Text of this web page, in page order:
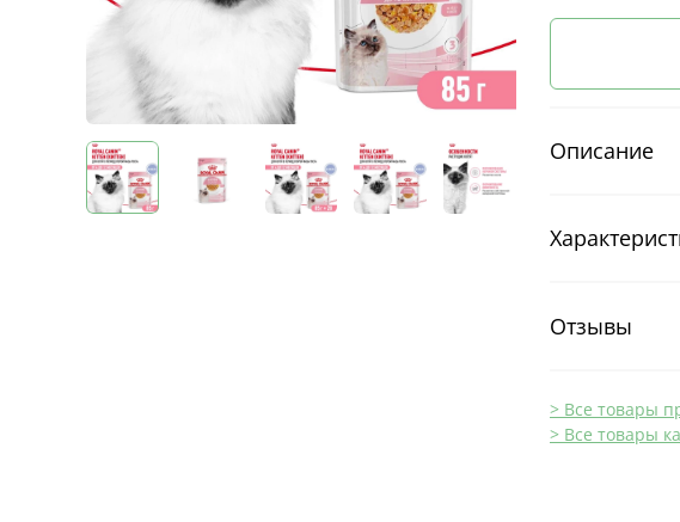
Описание
Отзывы
> Все товары
> Все товары